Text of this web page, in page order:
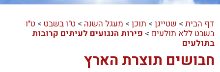
דף הבית > שטייגן > תוכן > מעגל השנה > ט"ו בשבט > ט"ו
בשבט ללא תולעים > פירות הנגועים לעיתים קרובות
בתולעים
חבושים תוצרת הארץ